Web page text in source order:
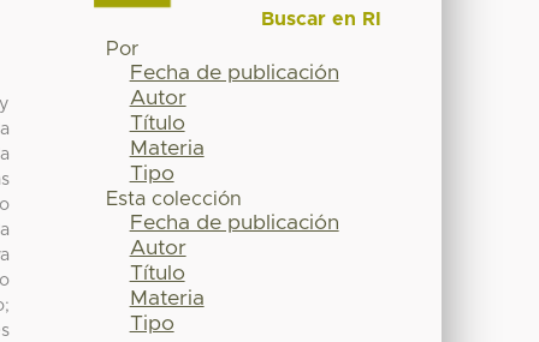
Buscar en RI
Por
Fecha de publicación
Autor
Título
Materia
Tipo
Esta colección
Fecha de publicación
Autor
Título
Materia
Tipo